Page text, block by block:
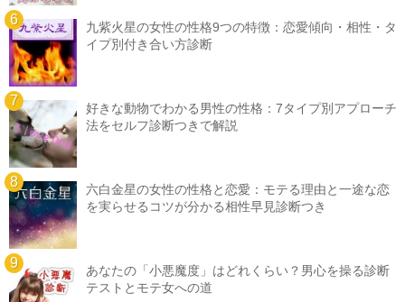
九紫火星の女性の性格9つの特徴：恋愛傾向・相性・タ
イプ別付き合い方診断
好きな動物でわかる男性の性格：7タイプ別アプローチ
法をセルフ診断つきで解説
六白金星の女性の性格と恋愛：モテる理由と一途な恋
を実らせるコツが分かる相性早見診断つき
あなたの「小悪魔度」はどれくらい？男心を操る診断
テストとモテ女への道